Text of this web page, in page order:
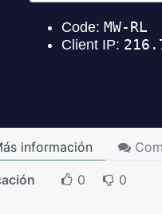
información
0 0